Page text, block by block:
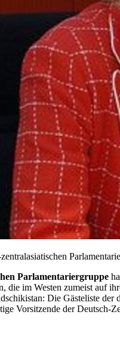
Parlamentariergruppe
die im Westen zumeist auf
Die Gästeliste der
Vorsitzende der Deutsch-